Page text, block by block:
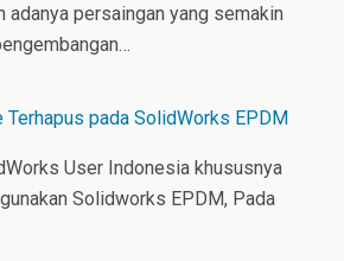
adanya persaingan yang semakin
pada SolidWorks EPDM
User Indonesia khususnya
Solidworks EPDM, Pada